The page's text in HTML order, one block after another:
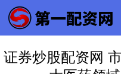
证券炒股配资网